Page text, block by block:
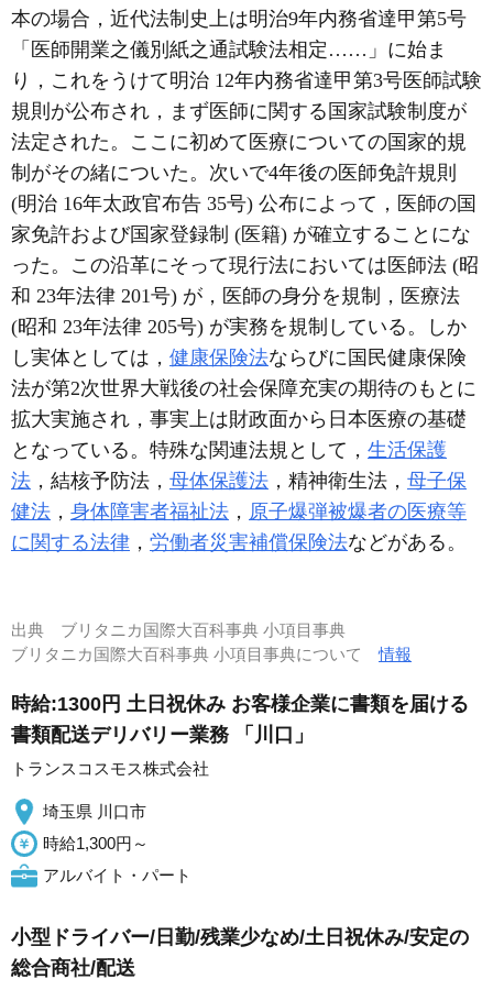
本の場合，近代法制史上は明治9年内務省達甲第5号
「医師開業之儀別紙之通試験法相定……」に始ま
り，これをうけて明治 12年内務省達甲第3号医師試験
規則が公布され，まず医師に関する国家試験制度が
法定された。ここに初めて医療についての国家的規
制がその緒についた。次いで4年後の医師免許規則
(明治 16年太政官布告 35号) 公布によって，医師の国
家免許および国家登録制 (医籍) が確立することにな
った。この沿革にそって現行法においては医師法 (昭
和 23年法律 201号) が，医師の身分を規制，医療法
(昭和 23年法律 205号) が実務を規制している。しか
し実体としては， 健康保険法ならびに国民健康保険
法が第2次世界大戦後の社会保障充実の期待のもとに
拡大実施され，事実上は財政面から日本医療の基礎
となっている。特殊な関連法規として， 生活保護
法 ，結核予防法， 母体保護法 ，精神衛生法， 母子保
健法 ， 身体障害者福祉法 ， 原子爆弾被爆者の医療等
に関する法律 ， 労働者災害補償保険法などがある。
出典 ブリタニカ国際大百科事典 小項目事典
ブリタニカ国際大百科事典 小項目事典について情報
時給:1300円 土日祝休み お客様企業に書類を届ける
書類配送デリバリー業務 「川口」
トランスコスモス株式会社
埼玉県 川口市
時給1,300円～
アルバイト・パート
小型ドライバー/日勤/残業少なめ/土日祝休み/安定の
総合商社/配送